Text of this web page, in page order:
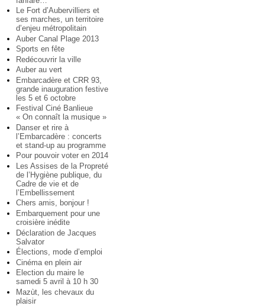
Le Fort d’Aubervilliers et
ses marches, un territoire
d’enjeu métropolitain
Auber Canal Plage 2013
Sports en fête
Redécouvrir la ville
Auber au vert
Embarcadère et CRR 93,
grande inauguration festive
les 5 et 6 octobre
Festival Ciné Banlieue
« On connaît la musique »
Danser et rire à
l’Embarcadère : concerts
et stand-up au programme
Pour pouvoir voter en 2014
Les Assises de la Propreté
de l’Hygiène publique, du
Cadre de vie et de
l’Embellissement
Chers amis, bonjour !
Embarquement pour une
croisière inédite
Déclaration de Jacques
Salvator
Élections, mode d’emploi
Cinéma en plein air
Election du maire le
samedi 5 avril à 10 h 30
Mazùt, les chevaux du
plaisir